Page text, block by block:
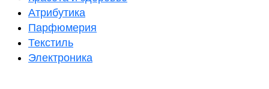
Атрибутика
Парфюмерия
Текстиль
Электроника